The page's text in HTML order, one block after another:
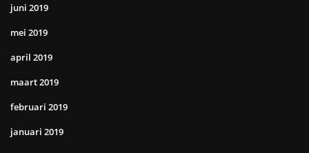
juni 2019
mei 2019
april 2019
maart 2019
februari 2019
januari 2019